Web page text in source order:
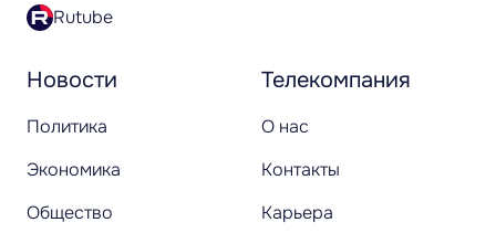
Новости
Политика
Экономика
Общество
Телекомпания
О нас
Контакты
Карьера
Rutube